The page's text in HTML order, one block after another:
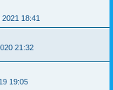
2021 18:41
21:32
19:05